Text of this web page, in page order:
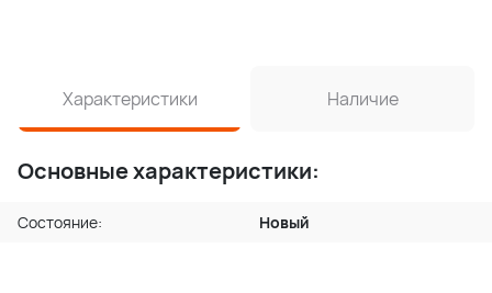
Характеристики Наличие
Основные характеристики:
Состояние: Новый